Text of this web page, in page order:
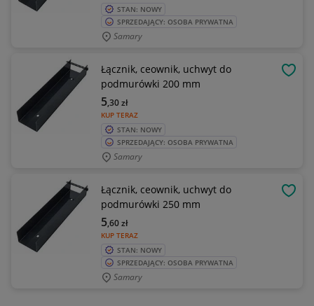
STAN: NOWY
SPRZEDAJĄCY: OSOBA PRYWATNA
Samary
Łącznik, ceownik, uchwyt do
podmurówki 200 mm
KUP TERAZ
5,30zł
STAN: NOWY
SPRZEDAJĄCY: OSOBA PRYWATNA
Samary
Łącznik, ceownik, uchwyt do
podmurówki 250 mm
KUP TERAZ
5,60zł
STAN: NOWY
SPRZEDAJĄCY: OSOBA PRYWATNA
Samary